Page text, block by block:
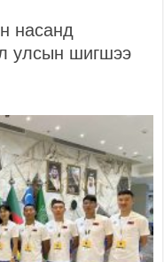
насанд
улсын шигшээ